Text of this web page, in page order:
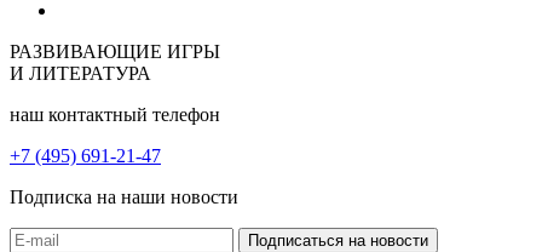
РАЗВИВАЮЩИЕ ИГРЫ
И ЛИТЕРАТУРА
наш контактный телефон
+7 (495) 691-21-47
Подписка на наши новости